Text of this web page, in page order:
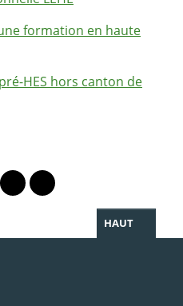
formation en haute
HES hors canton de
Instagram
le profil Linkedin
vers le profil Facebook
Lien vers le profil Twitter
Partager par WhatsApp
HAUT